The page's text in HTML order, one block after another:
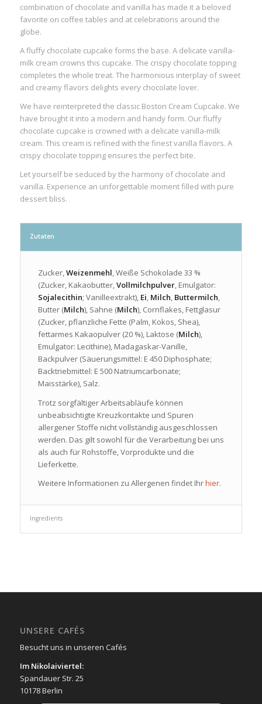
combination of chocolate and vanilla has made it a beloved
favorite on coffee tables and at celebrations around the
globe.
A fluffy chocolate cupcake forms the base. A delicate vanilla-
milk cream crowns this cupcake. The crispy chocolate topping
completes the whole treat. The harmonious interplay of sweet
and creamy flavors delights every chocolate lover.
We have reinterpreted the classic Boston Cream Cupcake. We
have brought it into a modern and handy form. Our fluffy
chocolate cupcake is crowned with a delicate vanilla-milk
cream. This cream is refined with the finest vanilla flavors. A
crispy chocolate topping ensures the perfect bite.
Let yourself be seduced by the harmony of chocolate and
vanilla. Experience an unforgettable moment filled with pure
dessert bliss.
Zutaten
Zucker,Weizenmehl, Weiße Schokolade 33 %
(Zucker, Kakaobutter,Vollmilchpulver, Emulgator:
Sojalecithin; Vanilleextrakt), Ei, Milch, Buttermilch,
Butter (Milch), Sahne (Milch), Cornflakes, Fettglasur
(Zucker, pflanzliche Fette (Palm, Kokos, Shea),
fettarmes Kakaopulver (20 %), Laktose (Milch),
Emulgator: Lecithine), Madagaskar-Vanille,
Backpulver (Säuerungsmittel: E 450 Diphosphate;
Backtriebmittel: E 500 Natriumcarbonate;
Maisstärke), Salz.
Trotz sorgfältiger Arbeitsabläufe können
unbeabsichtigte Kreuzkontakte und Spuren
allergener Stoffe nicht vollständig ausgeschlossen
werden. Das gilt sowohl für die Verarbeitung bei uns
als auch für Rohstoffe, Vorprodukte und die
Lieferkette.
Weitere Informationen zu Allergenen findet Ihrhier.
Ingredients
UNSERE CAFÉS
Besucht uns in unseren Cafés
Im Nikolaiviertel:
Spandauer Str. 25
10178 Berlin